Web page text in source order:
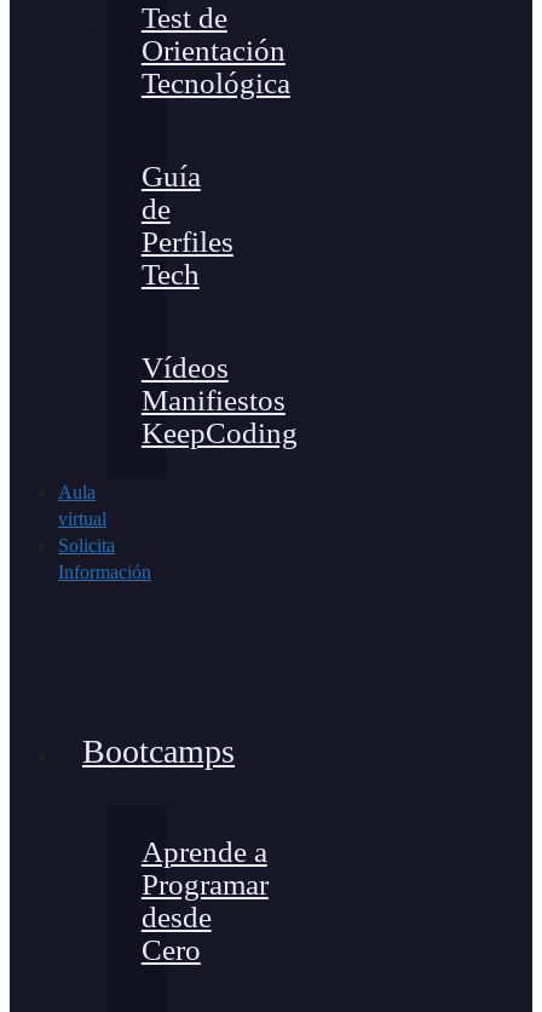
Test de
Orientación
Tecnológica
Guía
de
Perfiles
Tech
Vídeos
Manifiestos
KeepCoding
Aula
virtual
Solicita
Información
Bootcamps
Aprende a
Programar
desde
Cero